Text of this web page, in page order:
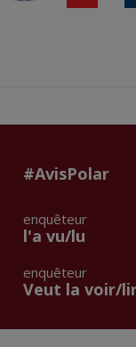
#AvisPolar
enquêteur
l'a vu/lu
enquêteur
Veut la voir/